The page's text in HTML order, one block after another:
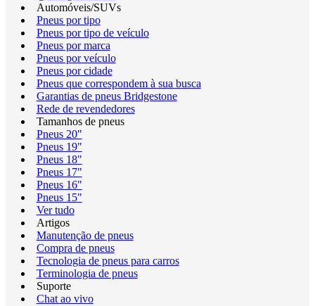
Automóveis/SUVs
Pneus por tipo
Pneus por tipo de veículo
Pneus por marca
Pneus por veículo
Pneus por cidade
Pneus que correspondem à sua busca
Garantias de pneus Bridgestone
Rede de revendedores
Tamanhos de pneus
Pneus 20"
Pneus 19"
Pneus 18"
Pneus 17"
Pneus 16"
Pneus 15"
Ver tudo
Artigos
Manutenção de pneus
Compra de pneus
Tecnologia de pneus para carros
Terminologia de pneus
Suporte
Chat ao vivo